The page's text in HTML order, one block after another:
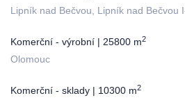
Lipník nad Bečvou, Lipník nad Bečvou
Komerční - výrobní | 25800 m2
Olomouc
Komerční - sklady | 10300 m2